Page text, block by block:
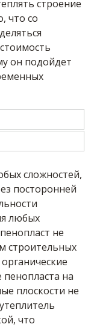
строение
что со
он подойдет
сложностей,
посторонней
любых
не
строительных
на
плоскости не
что